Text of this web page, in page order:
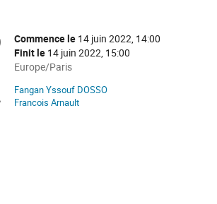
Date/Heure
Commence le 14 juin 2022, 14:00
Finit le 14 juin 2022, 15:00
Toutes
horaires
sont
Europe/Paris
Présidents
Fangan Yssouf DOSSO
Francois Arnault